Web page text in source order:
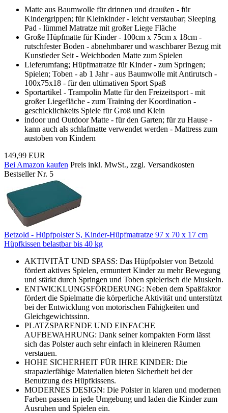
Matte aus Baumwolle für drinnen und draußen - für
Kindergrippen; für Kleinkinder - leicht verstaubar; Sleeping
Pad - lümmel Matratze mit großer Liege Fläche
Große Hüpfmatte für Kinder - 100cm x 75cm x 18cm -
rutschfester Boden - abnehmbarer und waschbarer Bezug mit
Kunstleder Seit - Weichboden Matte zum Spielen
Lieferumfang; Hüpfmatratze für Kinder - zum Springen;
Spielen; Toben - ab 1 Jahr - aus Baumwolle mit Antirutsch -
100x75x18 - für den ultimativen Sport Spaß
Sportartikel - Trampolin Matte für den Freizeitsport - mit
großer Liegefläche - zum Training der Koordination -
geschicklichkeits Spiele für Groß und Klein
indoor und Outdoor Matte - für den Garten; für zu Hause -
kann auch als schlafmatte verwendet werden - Mattress zum
austoben von Kindern
149,99 EUR
Bei Amazon kaufen Preis inkl. MwSt., zzgl. Versandkosten
Bestseller Nr. 5
Betzold - Hüpfpolster S, Kinder-Hüpfmatratze 97 x 70 x 17 cm
Hüpfkissen belastbar bis 40 kg
AKTIVITÄT UND SPASS: Das Hüpfpolster von Betzold
fördert aktives Spielen, ermuntert Kinder zu mehr Bewegung
und stärkt durch Springen und Toben spielerisch die Muskeln.
ENTWICKLUNGSFÖRDERUNG: Neben dem Spaßfaktor
fördert die Spielmatte die körperliche Aktivität und unterstützt
bei der Entwicklung von motorischen Fähigkeiten und
Gleichgewichtssinn.
PLATZSPARENDE UND EINFACHE
AUFBEWAHRUNG: Dank seiner kompakten Form lässt
sich das Polster auch sehr einfach in kleineren Räumen
verstauen.
HOHE SICHERHEIT FÜR IHRE KINDER: Die
strapazierfähige Materialien bieten Sicherheit bei der
Benutzung des Hüpfkissens.
MODERNES DESIGN: Die Polster in klaren und modernen
Farben passen in jede Umgebung und laden die Kinder zum
Ausruhen und Spielen ein.